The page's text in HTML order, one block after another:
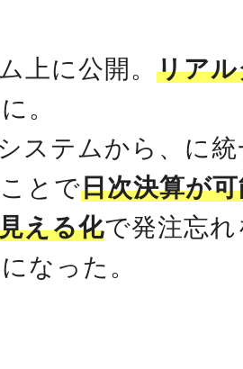
上に公開。 リア
。
ステムから、に
とで日次決算が
える化で発注忘
なった。